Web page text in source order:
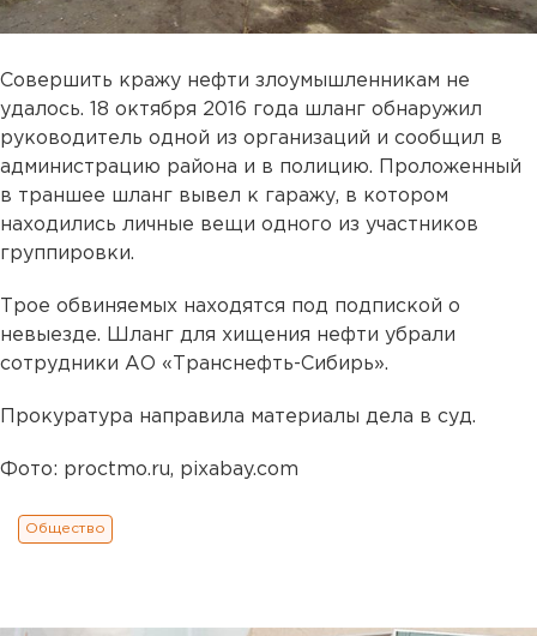
Совершить кражу нефти злоумышленникам не
удалось. 18 октября 2016 года шланг обнаружил
руководитель одной из организаций и сообщил в
администрацию района и в полицию. Проложенный
в траншее шланг вывел к гаражу, в котором
находились личные вещи одного из участников
группировки.
Трое обвиняемых находятся под подпиской о
невыезде. Шланг для хищения нефти убрали
сотрудники АО «Транснефть-Сибирь».
Прокуратура направила материалы дела в суд.
Фото: proctmo.ru, pixabay.com
Общество